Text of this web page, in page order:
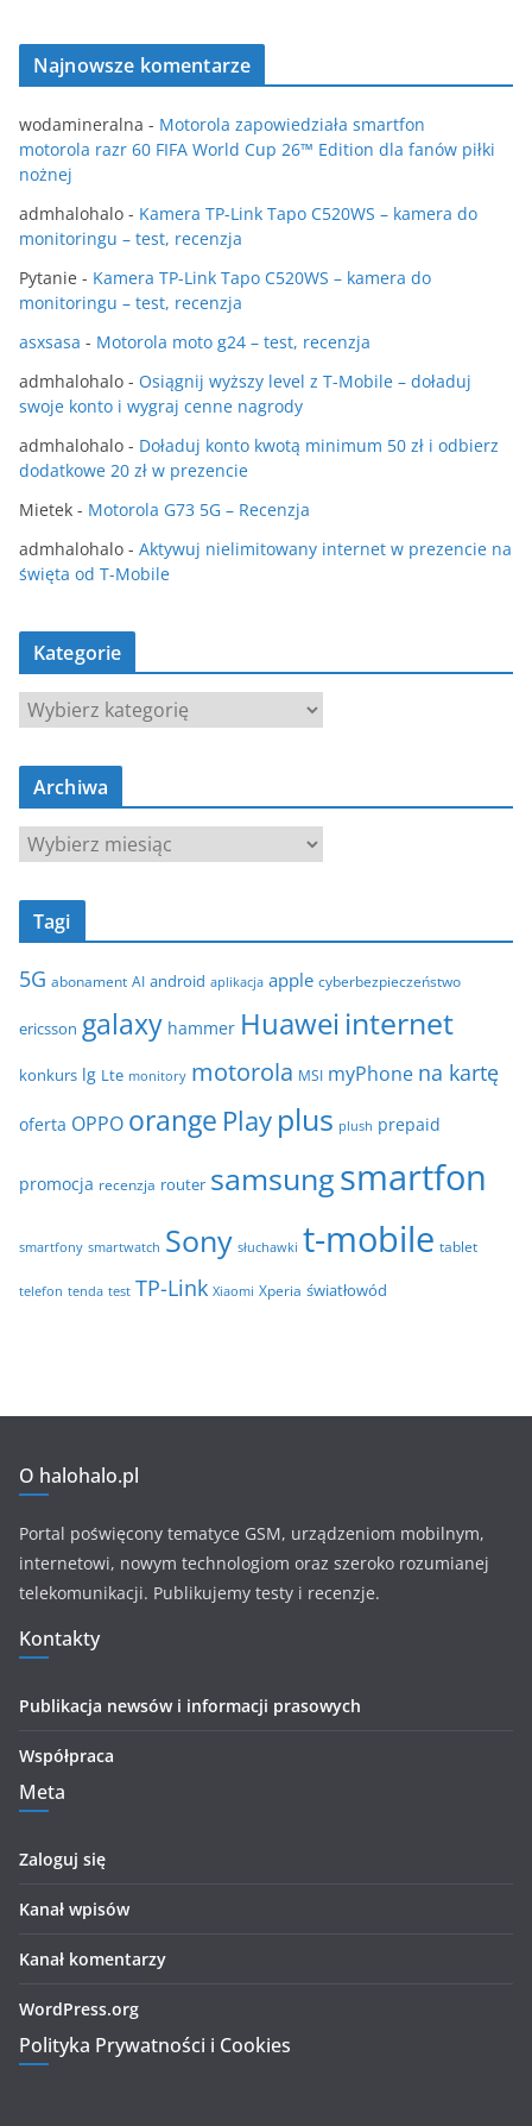
Najnowsze komentarze
wodamineralna - Motorola zapowiedziała smartfon
motorola razr 60 FIFA World Cup 26™ Edition dla fanów piłki
nożnej
admhalohalo - Kamera TP-Link Tapo C520WS – kamera do
monitoringu – test, recenzja
Pytanie - Kamera TP-Link Tapo C520WS – kamera do
monitoringu – test, recenzja
asxsasa - Motorola moto g24 – test, recenzja
admhalohalo - Osiągnij wyższy level z T-Mobile – doładuj
swoje konto i wygraj cenne nagrody
admhalohalo - Doładuj konto kwotą minimum 50 zł i odbierz
dodatkowe 20 zł w prezencie
Mietek - Motorola G73 5G – Recenzja
admhalohalo - Aktywuj nielimitowany internet w prezencie na
święta od T-Mobile
Kategorie
K
t
g
e
Archiwa
A
c
w
Tagi
5G abonament AI android aplikacja apple cyberbezpieczeństwo
ericsson galaxy hammer Huawei internet
konkurs lg Lte monitory motorola MSI myPhone na kartę
oferta OPPO orange Play plus plush prepaid
promocja recenzja router samsungsmartfon
smartfony smartwatch Sony słuchawki t-mobile tablet
telefon tenda test TP-Link Xiaomi Xperia światłowód
O halohalo.pl
Portal poświęcony tematyce GSM, urządzeniom mobilnym,
internetowi, nowym technologiom oraz szeroko rozumianej
telekomunikacji. Publikujemy testy i recenzje.
Kontakty
Publikacja newsów i informacji prasowych
Współpraca
Meta
Zaloguj się
Kanał wpisów
Kanał komentarzy
WordPress.org
Polityka Prywatności i Cookies